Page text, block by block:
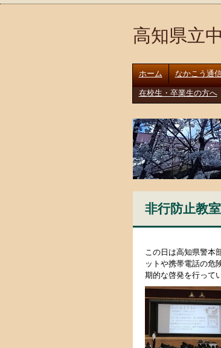
高知県立
ホーム なかこう通
在校生・卒業生の方へ
非行防止教室
この日は高知県警本
ットや携帯電話の危
期的な啓発を行って